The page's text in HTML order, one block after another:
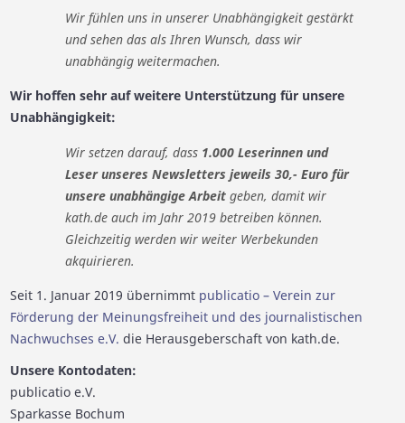
Wir fühlen uns in unserer Unabhängigkeit gestärkt
und sehen das als Ihren Wunsch, dass wir
unabhängig weitermachen.
Wir hoffen sehr auf weitere Unterstützung für unsere
Unabhängigkeit:
Wir setzen darauf, dass 1.000 Leserinnen und
Leser unseres Newsletters jeweils 30,- Euro für
unsere unabhängige Arbeitgeben, damit wir
kath.de auch im Jahr 2019 betreiben können.
Gleichzeitig werden wir weiter Werbekunden
akquirieren.
Seit 1. Januar 2019 übernimmt publicatio – Verein zur
Förderung der Meinungsfreiheit und des journalistischen
Nachwuchses e.V. die Herausgeberschaft von kath.de.
Unsere Kontodaten:
publicatio e.V.
Sparkasse Bochum